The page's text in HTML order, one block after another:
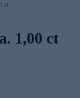
ct
1,00 ct